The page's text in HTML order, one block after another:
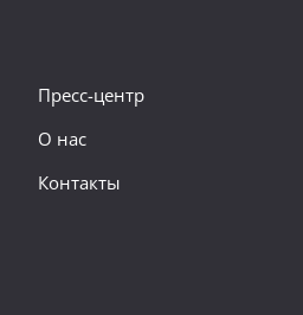
Пресс-центр
О нас
Контакты